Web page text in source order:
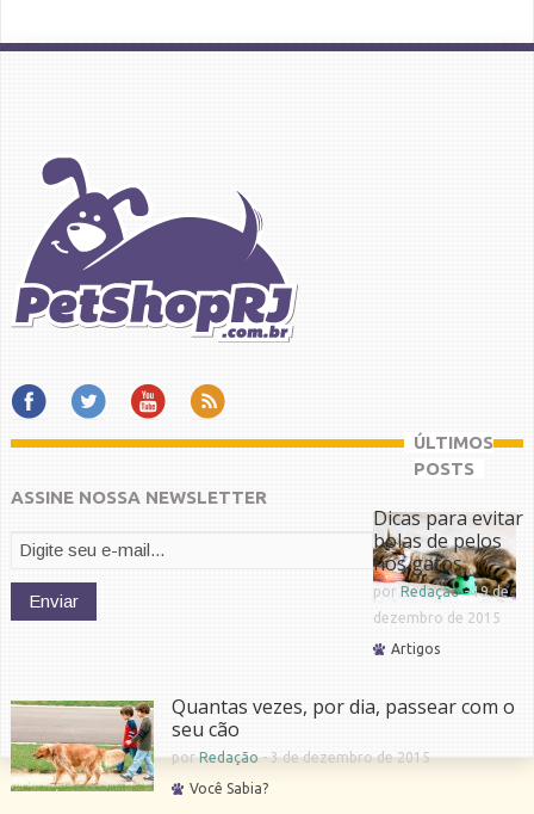
ASSINE NOSSA NEWSLETTER
ÚLTIMOS
POSTS
Dicas para evitar
bolas de pelos
nos gatos
por Redação-19 de
dezembro de 2015
Artigos
Quantas vezes, por dia, passear com o
seu cão
porRedação-3 de dezembro de 2015
Você Sabia?